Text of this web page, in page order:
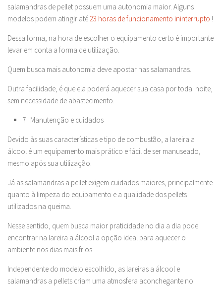
salamandras de pellet possuem uma autonomia maior. Alguns
modelos podem atingir até23 horas de funcionamento ininterrupto !
Dessa forma, na hora de escolher o equipamento certo é importante
levar em conta a forma de utilização.
Quem busca mais autonomia deve apostar nas salamandras.
Outra facilidade, é que ela poderá aquecer sua casa por toda noite,
sem necessidade de abastecimento.
7 . Manutenção e cuidados
Devido às suas características e tipo de combustão, a lareira a
álcool é um equipamento mais prático e fácil de ser manuseado,
mesmo após sua utilização.
Já as salamandras a pellet exigem cuidados maiores, principalmente
quanto à limpeza do equipamento e a qualidade dos pellets
utilizados na queima.
Nesse sentido, quem busca maior praticidade no dia a dia pode
encontrar na lareira a álcool a opção ideal para aquecer o
ambiente nos dias mais frios.
Independente do modelo escolhido, as lareiras a álcool e
salamandras a pellets criam uma atmosfera aconchegante no